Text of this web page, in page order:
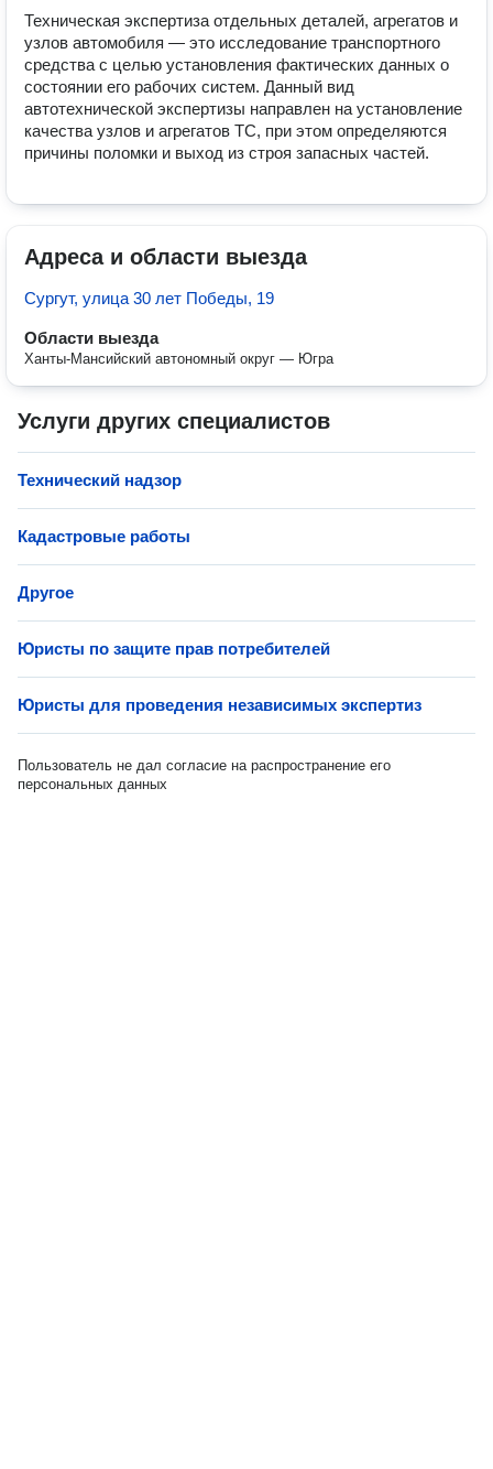
Техническая экспертиза отдельных деталей, агрегатов и
узлов автомобиля — это исследование транспортного
средства с целью установления фактических данных о
состоянии его рабочих систем. Данный вид
автотехнической экспертизы направлен на установление
качества узлов и агрегатов ТС, при этом определяются
причины поломки и выход из строя запасных частей.
Адреса и области выезда
Сургут, улица 30 лет Победы, 19
Области выезда
Ханты-Мансийский автономный округ — Югра
Услуги других специалистов
Технический надзор
Кадастровые работы
Другое
Юристы по защите прав потребителей
Юристы для проведения независимых экспертиз
Пользователь не дал согласие на распространение его
персональных данных